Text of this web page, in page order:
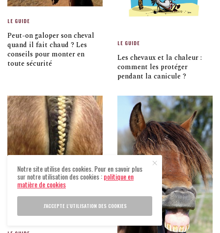
LE GUIDE
Peut-on galoper son cheval
quand il fait chaud ? Les
conseils pour monter en
toute sécurité
LE GUIDE
Les chevaux et la chaleur :
comment les protéger
pendant la canicule ?
Notre site utilise des cookies. Pour en savoir plus
sur notre utilisation des cookies :politique en
matière de cookies
J'ACCEPTE L'UTILISATION DES COOKIES